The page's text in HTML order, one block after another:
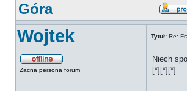
Góra
Wojtek Tytuł: Re:
Zacna persona forum
Niech
[*][*][*]